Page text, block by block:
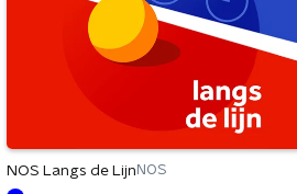
NOS Langs de Lijn NOS